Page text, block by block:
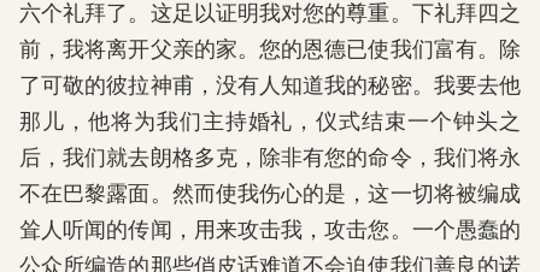
六个礼拜了。这足以证明我对您的尊重。下礼拜四之
前，我将离开父亲的家。您的恩德已使我们富有。除
了可敬的彼拉神甫，没有人知道我的秘密。我要去他
那儿，他将为我们主持婚礼，仪式结束一个钟头之
后，我们就去朗格多克，除非有您的命令，我们将永
不在巴黎露面。然而使我伤心的是，这一切将被编成
耸人听闻的传闻，用来攻击我，攻击您。一个愚蠢的
公众所编造的那些俏皮话难道不会迫使我们善良的诺